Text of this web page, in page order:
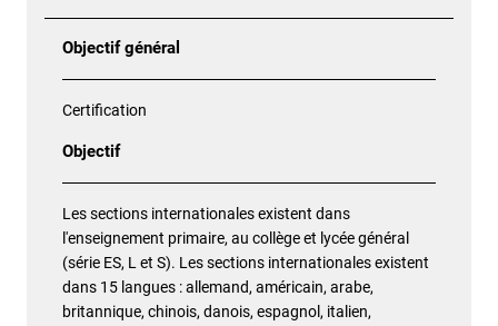
Objectif général
Certification
Objectif
Les sections internationales existent dans
l'enseignement primaire, au collège et lycée général
(série ES, L et S). Les sections internationales existent
dans 15 langues : allemand, américain, arabe,
britannique, chinois, danois, espagnol, italien,